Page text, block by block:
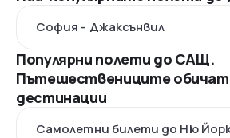
София - Джаксънвил
Популярни полети до САЩ.
Пътешествениците
дестинации
Самолетни билети до Ню